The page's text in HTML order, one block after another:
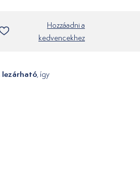
Hozzáadni a
kedvencekhez
lezárható, így